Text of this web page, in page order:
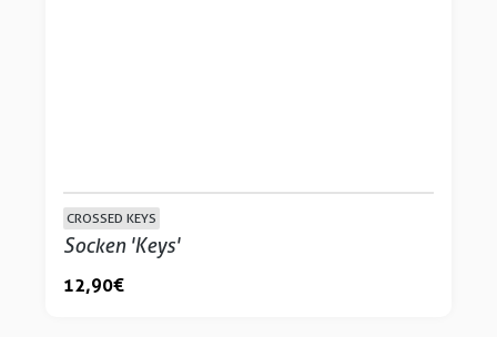
CROSSED KEYS
Socken 'Keys'
12,90 €